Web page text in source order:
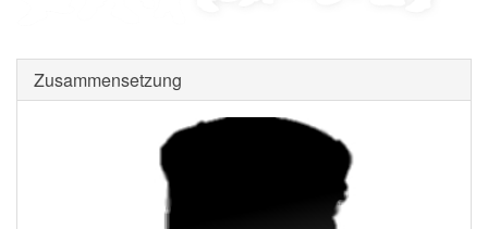
Zusammensetzung